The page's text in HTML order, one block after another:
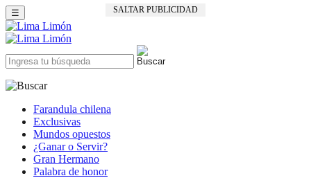
SALTAR PUBLICIDAD
☰
Farandula chilena
Exclusivas
Mundos opuestos
¿Ganar o Servir?
Gran Hermano
Palabra de honor